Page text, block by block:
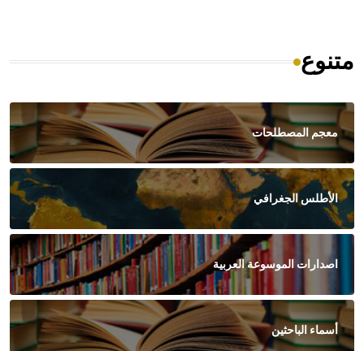
متنوع
معجم المصطلحات
الأطلس الجغرافي
اصدارات الموسوعة العربية
أسماء الباحثين